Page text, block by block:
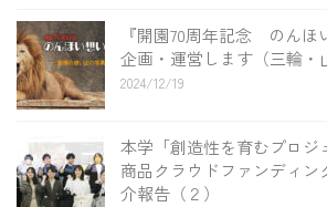
『開園70周年記念 のんほ
企画・運営します（三輪・
2024/12/19
本学「創造性を育むプロジ
商品クラウドファンディン
介報告（２）